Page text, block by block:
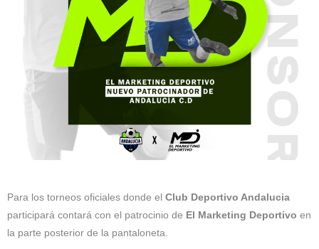
Para los torneos oficiales donde el Club Deportivo Andalucia
participará contará con el patrocinio de El Marketing Deportivo en
la parte posterior de la pantaloneta.